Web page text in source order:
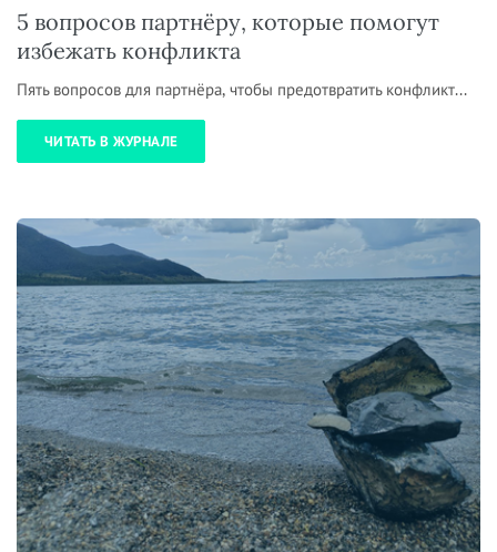
5 вопросов партнёру, которые помогут
избежать конфликта
Пять вопросов для партнёра, чтобы предотвратить конфликт...
ЧИТАТЬ В ЖУРНАЛЕ